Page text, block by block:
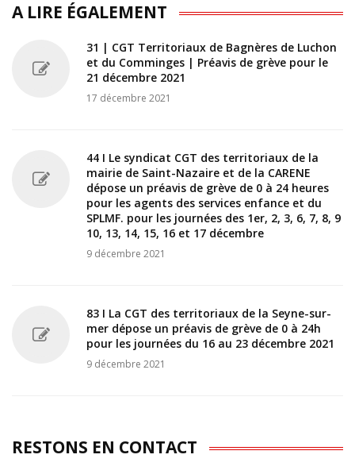
A LIRE ÉGALEMENT
31 | CGT Territoriaux de Bagnères de Luchon
et du Comminges | Préavis de grève pour le
21 décembre 2021
17 décembre 2021
44 I Le syndicat CGT des territoriaux de la
mairie de Saint-Nazaire et de la CARENE
dépose un préavis de grève de 0 à 24 heures
pour les agents des services enfance et du
SPLMF. pour les journées des 1er, 2, 3, 6, 7, 8, 9
10, 13, 14, 15, 16 et 17 décembre
9 décembre 2021
83 I La CGT des territoriaux de la Seyne-sur-
mer dépose un préavis de grève de 0 à 24h
pour les journées du 16 au 23 décembre 2021
9 décembre 2021
RESTONS EN CONTACT